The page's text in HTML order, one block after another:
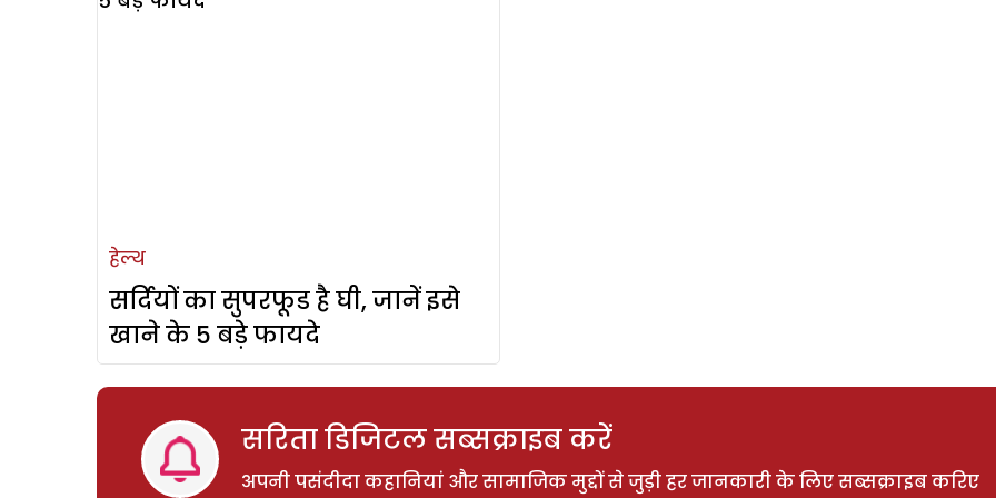
हेल्थ
सर्दियों का सुपरफूड है घी, जानें इसे
खाने के 5 बड़े फायदे
सरिता डिजिटल सब्सक्राइब करें
अपनी पसंदीदा कहानियां और सामाजिक मुद्दों से जुड़ी हर जानकारी के लिए सब्सक्राइब करिए